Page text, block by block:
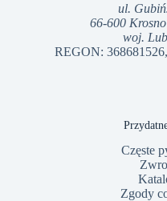
ul.
66-600
woj.
REGON:
Częste
Zgody